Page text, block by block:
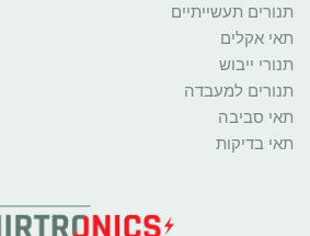
תנורים תעשייתיים
תאי אקלים
תנורי ייבוש
תנורים למעבדה
תאי סביבה
תאי בדיקות